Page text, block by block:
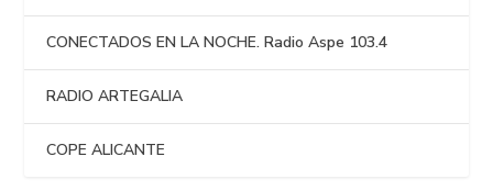
CONECTADOS EN LA NOCHE. Radio Aspe 103.4
RADIO ARTEGALIA
COPE ALICANTE